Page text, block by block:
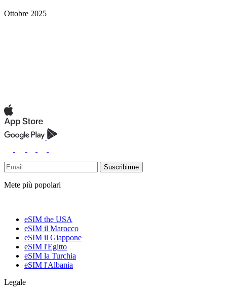
Ottobre 2025
Suscribirme
Mete più popolari
eSIM the USA
eSIM il Marocco
eSIM il Giappone
eSIM l'Egitto
eSIM la Turchia
eSIM l'Albania
Legale